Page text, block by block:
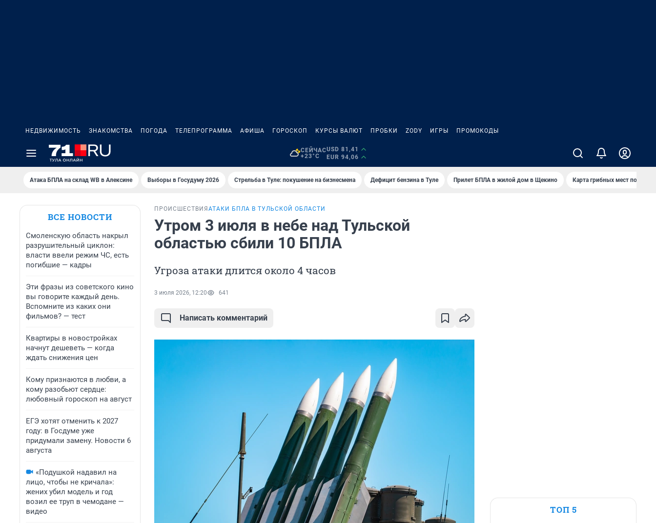
НЕДВИЖИМОСТЬ ЗНАКОМСТВА ПОГОДА ТЕЛЕПРОГРАММА АФИША ГОРОСКОП КУРСЫ ВАЛЮТ ПРОБКИ ZODY ИГРЫ ПРОМОКОДЫ
СЕЙЧАС
+23°C
USD 81,41
EUR 94,06
Атака БПЛА на склад WB в Алексине Выборы в Госудуму 2026 Стрельба в Туле: покушение на бизнесмена Дефицит бензина в Туле Прилет БПЛА в жилой дом в Щекино Карта грибных мест под
ВСЕ НОВОСТИ
Смоленскую область накрыл
разрушительный циклон:
власти ввели режим ЧС, есть
погибшие — кадры
Эти фразы из советского кино
вы говорите каждый день.
Вспомните из каких они
фильмов? — тест
Квартиры в новостройках
начнут дешеветь — когда
ждать снижения цен
Кому признаются в любви, а
кому разобьют сердце:
любовный гороскоп на август
ЕГЭ хотят отменить к 2027
году: в Госдуме уже
придумали замену. Новости 6
августа
«Подушкой надавил на
лицо, чтобы не кричала»:
жених убил модель и год
возил ее труп в чемодане —
видео
ПРОИСШЕСТВИЯ АТАКИ БПЛА В ТУЛЬСКОЙ ОБЛАСТИ
Утром 3 июля в небе над Тульской
областью сбили 10 БПЛА
Угроза атаки длится около 4 часов
3 июля 2026, 12:20 641
Написать комментарий
ТОП 5